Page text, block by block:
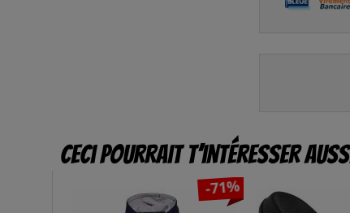
Ceci pourrait t’intéresser
-71%